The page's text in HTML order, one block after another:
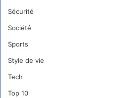
Sécurité
Société
Sports
Style de vie
Tech
Top 10